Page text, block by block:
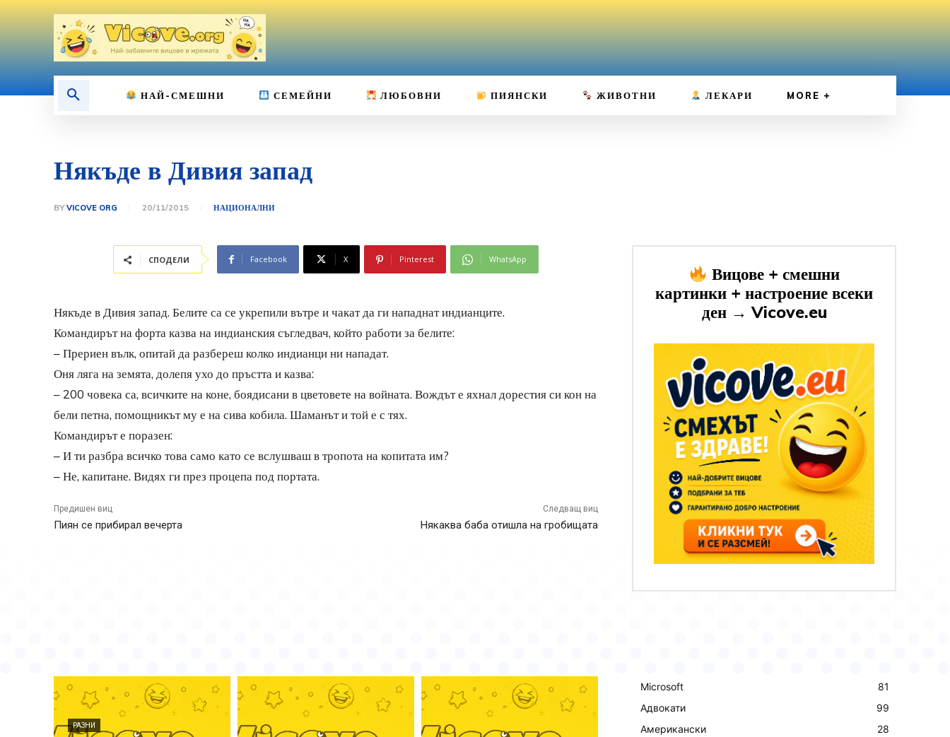
НАЙ-СМЕШНИ СЕМЕЙНИ ЛЮБОВНИ ПИЯНСКИ ЖИВОТНИ ЛЕКАРИ MORE
Някъде в Дивия запад
BY VICOVE ORG 20/11/2015 НАЦИОНАЛНИ
СПОДЕЛИ Facebook X Pinterest WhatsApp
Някъде в Дивия запад. Белите са се укрепили вътре и чакат да ги нападнат индианците.
Командирът на форта казва на индианския съгледвач, който работи за белите:
– Прериен вълк, опитай да разбереш колко индианци ни нападат.
Оня ляга на земята, долепя ухо до пръстта и казва:
– 200 човека са, всичките на коне, боядисани в цветовете на войната. Вождът е яхнал дорестия си кон на
бели петна, помощникът му е на сива кобила. Шаманът и той е с тях.
Командирът е поразен:
– И ти разбра всичко това само като се вслушваш в тропота на копитата им?
– Не, капитане. Видях ги през процепа под портата.
Предишен виц
Пиян се прибирал вечерта
Следващ виц
Някаква баба отишла на гробищата
Вицове + смешни
картинки + настроение всеки
ден → Vicove.eu
РАЗНИ
Microsoft
81
Адвокати
99
Американски
28